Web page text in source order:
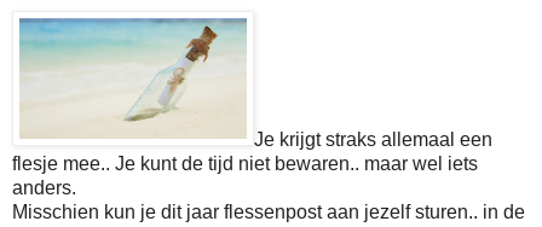
Je krijgt straks allemaal een
flesje mee.. Je kunt de tijd niet bewaren.. maar wel iets
anders.
Misschien kun je dit jaar flessenpost aan jezelf sturen.. in de